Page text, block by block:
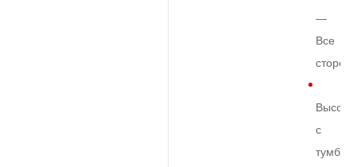
—
Все
Высота
с
тумбой